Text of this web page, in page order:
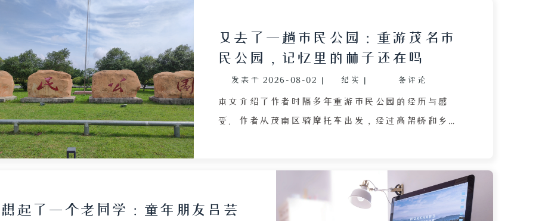
者追溯了两台搅拌机的来历：第一台仅用来打了一杯
氧化苹果汁便被搁置，后来给奶奶绞肉；第二台则是
为奶奶购置，奶奶去世后便无人问津。文章由此延伸
到对长辈的怀念，对比了牙口良好的外婆因摔跤离世
的遗憾，并感慨外婆作为家庭纽带消失后，作者与亲
戚们的关系渐行渐远。最后，作者流露出对 2023 年多
变故的无奈，以及对过去人事的复杂心绪，展现了日
常生活细节中蕴含的亲情与时光流逝的感伤。
又去了一趟市民公园：重游茂名市
民公园，记忆里的林子还在吗
发表于 2026-08-02 | 纪实 | 条评论
本文介绍了作者时隔多年重游市民公园的经历与感
受。作者从茂南区骑摩托车出发，经过高架桥和乡
花草树木茂密，连鼻炎都得到缓解。文中描述了形似
蘑菇的灌木、风格怪异的雕像、波光粼粼的湖面以及
可供游玩的游艇，还提到了附近的崇文学校。作者感
想起了一个老同学：童年朋友吕芸